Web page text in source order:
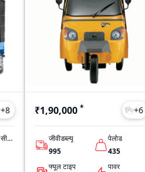
+8
नंबर ऑफ़ सीट्स
₹1,90,000 * +6
जीवीडब्ल्यू
995
पेलोड
435
फ्यूल टाइप
पावर